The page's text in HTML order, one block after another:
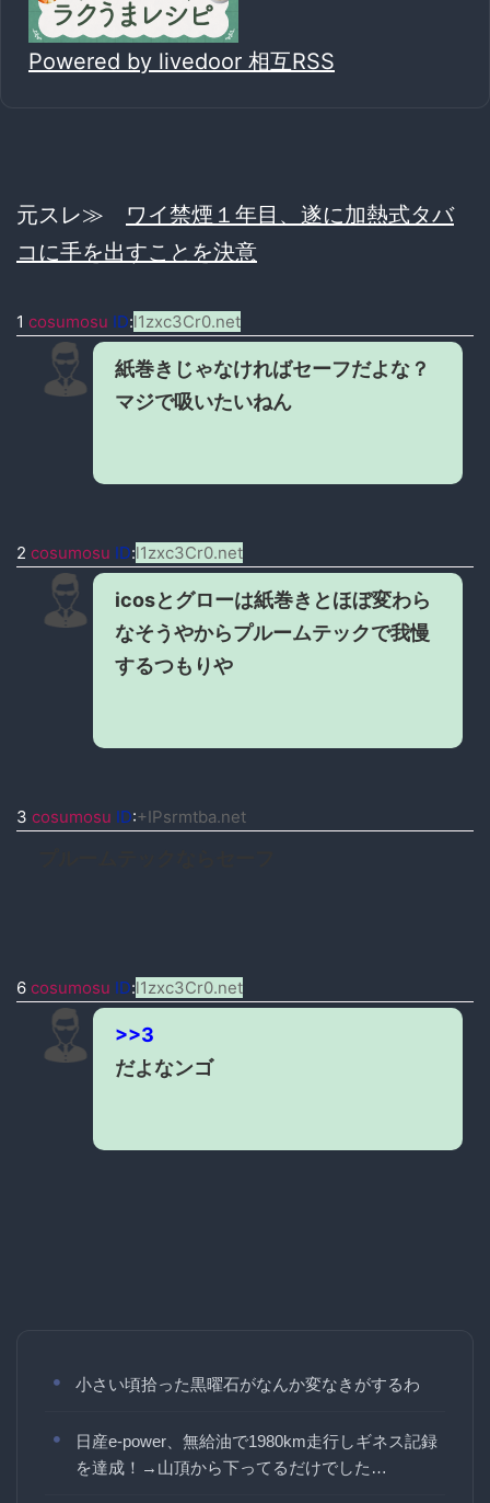
Powered by livedoor 相互RSS
元スレ≫ ワイ禁煙１年目、遂に加熱式タバ
コに手を出すことを決意
1 cosumosu ID:l1zxc3Cr0.net
紙巻きじゃなければセーフだよな？
マジで吸いたいねん
2 cosumosu ID:l1zxc3Cr0.net
icosとグローは紙巻きとほぼ変わら
なそうやからプルームテックで我慢
するつもりや
3 cosumosu ID:+IPsrmtba.net
6 cosumosu ID:l1zxc3Cr0.net
>>3
だよなンゴ
小さい頃拾った黒曜石がなんか変なきがするわ
日産e-power、無給油で1980km走行しギネス記録
を達成！→山頂から下ってるだけでした…